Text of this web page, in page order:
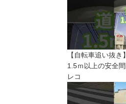
【自転車追い抜
1.5ｍ以上の安全
レコ